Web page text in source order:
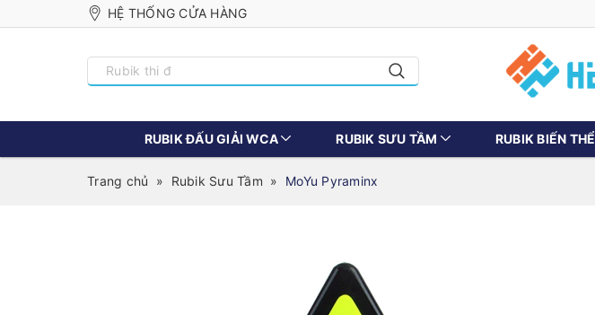
HỆ THỐNG CỬA HÀNG
RUBIK ĐẤU GIẢI WCA RUBIK SƯU TẦM RUBIK BIẾN THỂ
Trang chủ » Rubik Sưu Tầm » MoYu Pyraminx